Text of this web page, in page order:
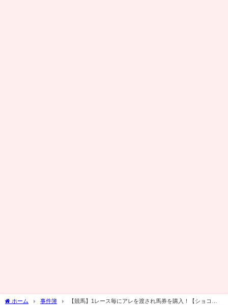
ホーム 事件簿
【競馬】1レース毎にアレを渡され馬券を購入！【ショコ壱